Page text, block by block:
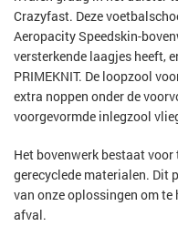
Crazyfast. Deze
Aeropacity Speedskin-
versterkende laagjes heeft,
PRIMEKNIT. De loopzool
extra noppen onder de
voorgevormde inlegzool
Het bovenwerk bestaat
gerecyclede materialen. Dit
van onze oplossingen om te
afval.